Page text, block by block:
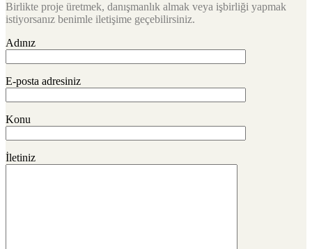
Birlikte proje üretmek, danışmanlık almak veya işbirliği yapmak
istiyorsanız benimle iletişime geçebilirsiniz.
Adınız
E-posta adresiniz
Konu
İletiniz